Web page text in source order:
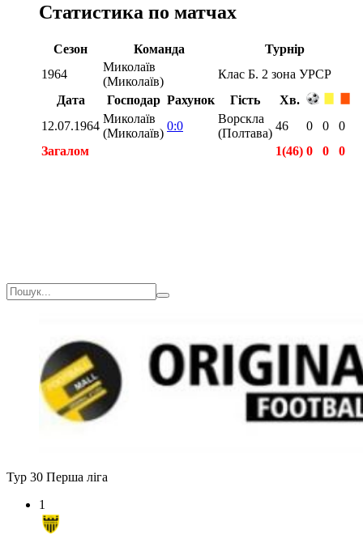
Статистика по матчах
Сезон Команда
Турнір
1964
Миколаїв
(Миколаїв)
Клас Б. 2 зона УРСР
Дата
Господар Рахунок Гість
Хв.
12.07.1964
Миколаїв
(Миколаїв)
0:0
Ворскла
(Полтава)
46 0 0
0
Загалом
1(46) 0 0
0
Тур 30 Перша ліга
1